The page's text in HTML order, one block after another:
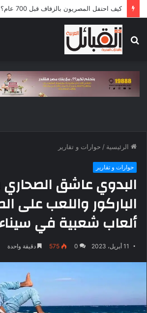
كيف احتفل المصريون بالزفاف قبل 700 عام؟
عن
الرئيسية / حوارات و تقارير
حوارات و تقارير
البدوي عاشق الصحاري
الباركور واللعب على
ألعاب شعبية في
11 أبريل، 2023 0
575 دقيقة واحدة